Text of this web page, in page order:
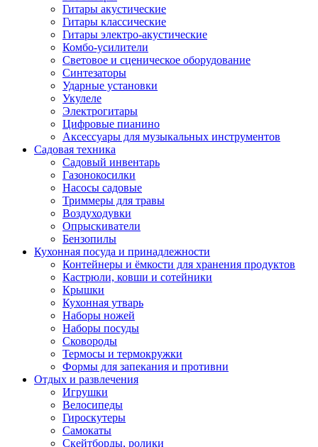
Гитары акустические
Гитары классические
Гитары электро-акустические
Комбо-усилители
Световое и сценическое оборудование
Синтезаторы
Ударные установки
Укулеле
Электрогитары
Цифровые пианино
Аксессуары для музыкальных инструментов
Садовая техника
Садовый инвентарь
Газонокосилки
Насосы садовые
Триммеры для травы
Воздуходувки
Опрыскиватели
Бензопилы
Кухонная посуда и принадлежности
Контейнеры и ёмкости для хранения продуктов
Кастрюли, ковши и сотейники
Крышки
Кухонная утварь
Наборы ножей
Наборы посуды
Сковороды
Термосы и термокружки
Формы для запекания и противни
Отдых и развлечения
Игрушки
Велосипеды
Гироскутеры
Самокаты
Скейтборды, ролики